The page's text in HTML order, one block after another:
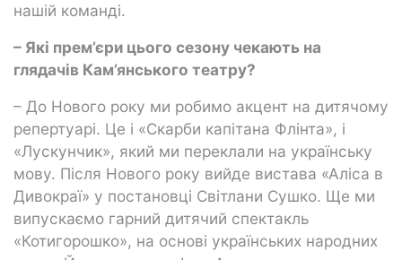
нашій команді.
– Які прем’єри цього сезону чекають на
глядачів Кам’янського театру?
– До Нового року ми робимо акцент на дитячому
репертуарі. Це і «Скарби капітана Флінта», і
«Лускунчик», який ми переклали на українську
мову. Після Нового року вийде вистава «Аліса в
Дивокраї» у постановці Світлани Сушко. Ще ми
випускаємо гарний дитячий спектакль
«Котигорошко», на основі українських народних